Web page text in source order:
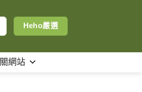
Heho嚴選
網站